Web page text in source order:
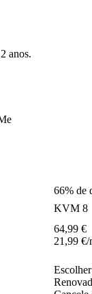
anos.
66% de
KVM 8
64,99 €
21,99 €/